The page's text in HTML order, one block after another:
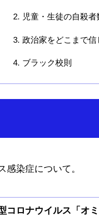
児童・生徒の自殺者
政治家をどこまで信
ブラック校則
感染症について。
コロナウイルス「オ